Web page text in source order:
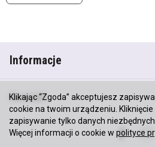
Informacje
Kontakt
Klikając “Zgoda” akceptujesz
cookie na twoim urządzeniu. Kliknięcie
zapisywanie tylko danych
Więcej informacji o cookie w polityce